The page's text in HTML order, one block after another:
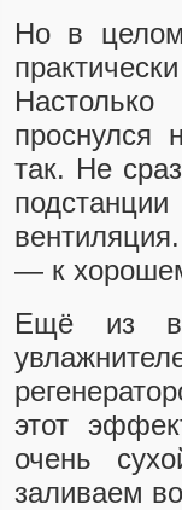
Но в
проснулся
так. Не
— к
Ещё из
этот
очень
заливаем